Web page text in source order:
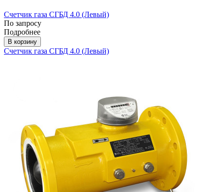
Счетчик газа СГБД 4.0 (Левый)
По запросу
Подробнее
В корзину
Счетчик газа СГБД 4.0 (Левый)